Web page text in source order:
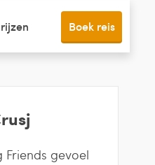
gevoel
Boek reis